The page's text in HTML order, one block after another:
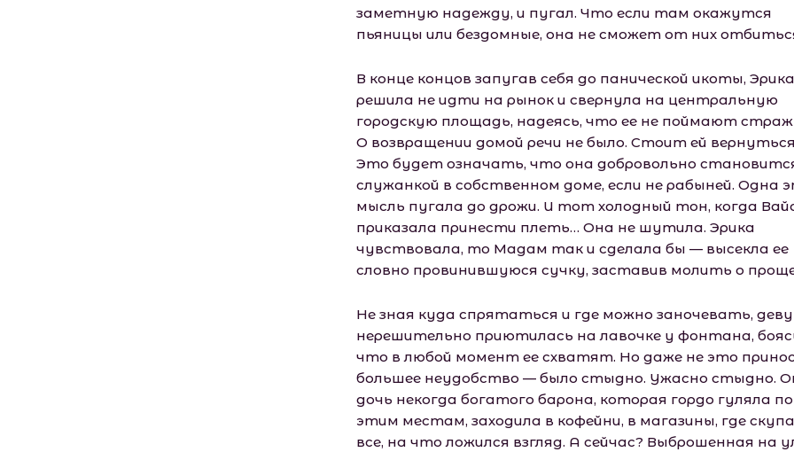
заметную надежду, и пугал. Что если там окажутся
пьяницы или бездомные, она не сможет от них
В конце концов запугав себя до панической икоты, Эрика
решила не идти на рынок и свернула на центральную
городскую площадь, надеясь, что ее не поймают
О возвращении домой речи не было. Стоит ей
Это будет означать, что она добровольно
служанкой в собственном доме, если не рабыней. Одна
мысль пугала до дрожи. И тот холодный тон, когда
приказала принести плеть… Она не шутила. Эрика
чувствовала, то Мадам так и сделала бы — высекла ее
словно провинившуюся сучку, заставив молить о
Не зная куда спрятаться и где можно заночевать,
нерешительно приютилась на лавочке у фонтана,
что в любой момент ее схватят. Но даже не это
большее неудобство — было стыдно. Ужасно стыдно.
дочь некогда богатого барона, которая гордо гуляла по
этим местам, заходила в кофейни, в магазины, где
все, на что ложился взгляд. А сейчас? Выброшенная на